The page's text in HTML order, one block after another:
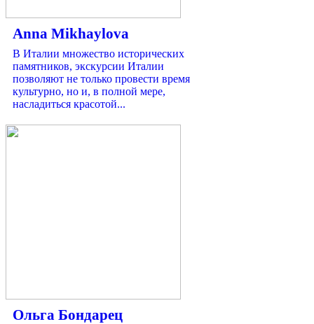
Anna Mikhaylova
В Италии множество исторических
памятников, экскурсии Италии
позволяют не только провести время
культурно, но и, в полной мере,
насладиться красотой...
Ольга Бондарец